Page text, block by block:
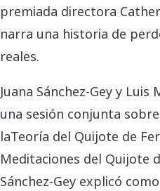
premiada directora
narra una historia de
reales.
Juana Sánchez-Gey y
una sesión conjunta
laTeoría del Quijote de
Meditaciones del Quijote
Sánchez-Gey explicó